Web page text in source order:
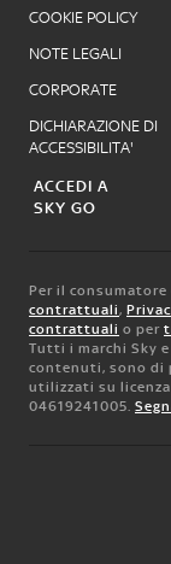
COOKIE POLICY
NOTE LEGALI
CORPORATE
DICHIARAZIONE DI
ACCESSIBILITA'
ACCEDI A
SKY GO
Per il consumatore
contrattuali,
contrattuali o per
Tutti i marchi Sky
contenuti, sono di
utilizzati su
04619241005.